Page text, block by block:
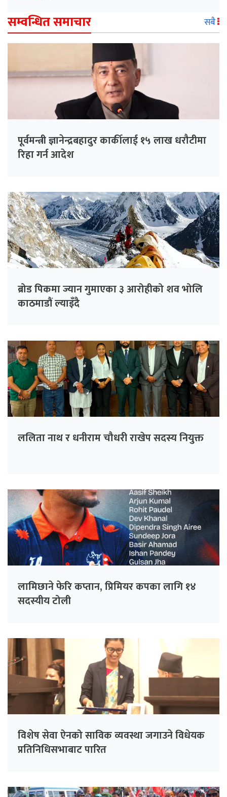
सम्वन्धित समाचार सबै
पूर्वमन्त्री ज्ञानेन्द्रबहादुर कार्कीलाई १५ लाख धरौटीमा
रिहा गर्न आदेश
ब्रोड पिकमा ज्यान गुमाएका ३ आरोहीको शव भोलि
काठमाडौं ल्याइँदै
ललिता नाथ र धनीराम चौधरी राखेप सदस्य नियुक्त
लामिछाने फेरि कप्तान, प्रिमियर कपका लागि १४
सदस्यीय टोली
विशेष सेवा ऐनको साविक व्यवस्था जगाउने विधेयक
प्रतिनिधिसभाबाट पारित